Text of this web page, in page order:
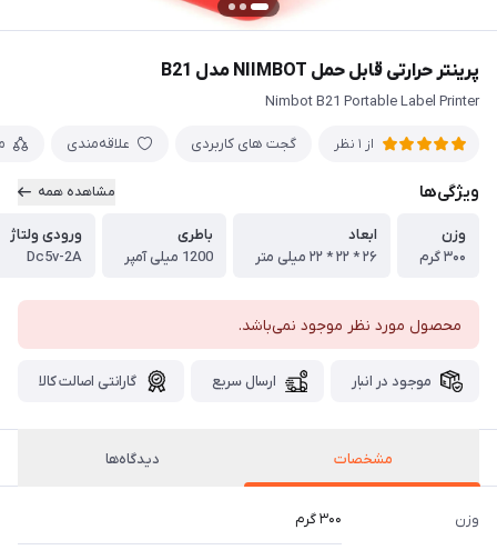
پرینتر حرارتی قابل حمل NIIMBOT مدل B21
Nimbot B21 Portable Label Printer
از 1 نظر گجت های کاربردی علاقه‌مندی
ویژگی‌ها مشاهده همه
وزن
۳۰۰ گرم
ابعاد
۲۶ * ۲۲ * ۲۲ میلی متر
باطری
1200 میلی آمپر
ورودی ولتاژ
Dc5v-2A
محصول مورد نظر موجود نمی‌باشد.
موجود در انبار ارسال سریع گارانتی اصالت کالا
مشخصات دیدگاه‌ها
وزن ۳۰۰ گرم